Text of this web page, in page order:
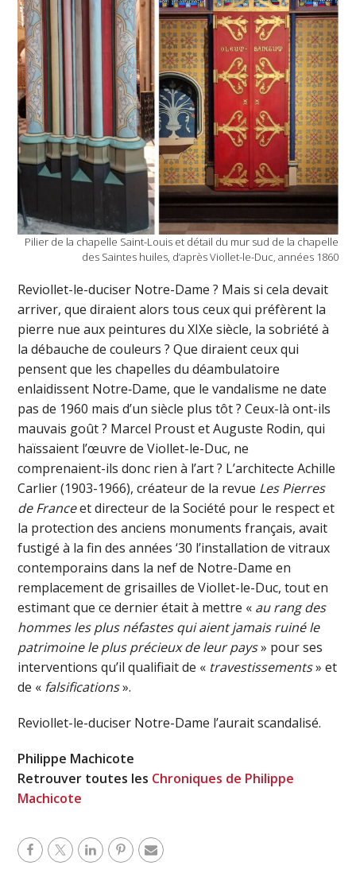
Pilier de la chapelle Saint-Louis et détail du mur sud de la chapelle
des Saintes huiles, d’après Viollet-le-Duc, années 1860
Reviollet-le-duciser Notre-Dame ? Mais si cela devait
arriver, que diraient alors tous ceux qui préfèrent la
pierre nue aux peintures du XIXe siècle, la sobriété à
la débauche de couleurs ? Que diraient ceux qui
pensent que les chapelles du déambulatoire
enlaidissent Notre‑Dame, que le vandalisme ne date
pas de 1960 mais d’un siècle plus tôt ? Ceux-là ont-ils
mauvais goût ? Marcel Proust et Auguste Rodin, qui
haïssaient l’œuvre de Viollet-le-Duc, ne
comprenaient-ils donc rien à l’art ? L’architecte Achille
Carlier (1903-1966), créateur de la revue Les Pierres
de Franceet directeur de la Société pour le respect et
la protection des anciens monuments français, avait
fustigé à la fin des années ‘30 l’installation de vitraux
contemporains dans la nef de Notre-Dame en
remplacement de grisailles de Viollet-le-Duc, tout en
estimant que ce dernier était à mettre « au rang des
hommes les plus néfastes qui aient jamais ruiné le
patrimoine le plus précieux de leur pays» pour ses
interventions qu’il qualifiait de « travestissements» et
de « falsifications».
Reviollet-le-duciser Notre-Dame l’aurait scandalisé.
Philippe Machicote
Retrouver toutes les Chroniques de Philippe
Machicote